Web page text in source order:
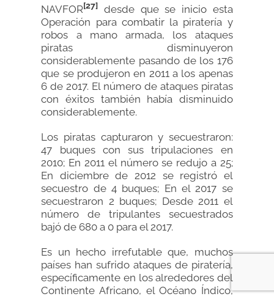
NAVFOR[27]
desde que se inicio esta
Operación para combatir la piratería y
robos a mano armada, los ataques
piratas disminuyeron
considerablemente pasando de los 176
que se produjeron en 2011 a los apenas
6 de 2017. El número de ataques piratas
con éxitos también había disminuido
considerablemente.
Los piratas capturaron y secuestraron:
47 buques con sus tripulaciones en
2010; En 2011 el número se redujo a 25;
En diciembre de 2012 se registró el
secuestro de 4 buques; En el 2017 se
secuestraron 2 buques; Desde 2011 el
número de tripulantes secuestrados
bajó de 680 a 0 para el 2017.
Es un hecho irrefutable que, muchos
países han sufrido ataques de piratería,
específicamente en los alrededores del
Continente Africano, el Océano Índico,